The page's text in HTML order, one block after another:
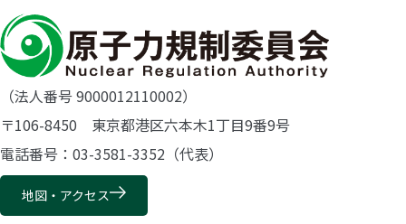
（法人番号 9000012110002）
〒106-8450 東京都港区六本木1丁目9番9号
電話番号：03-3581-3352（代表）
地図・アクセス